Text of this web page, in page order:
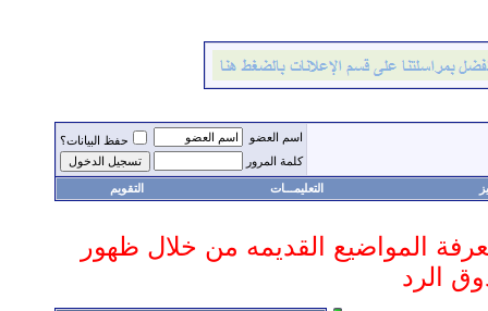
اسم العضو
حفظ البيانات؟
كلمة المرور
التعليمـــات التقويم
المواضيع القديمه من خلال ظهور
الرد